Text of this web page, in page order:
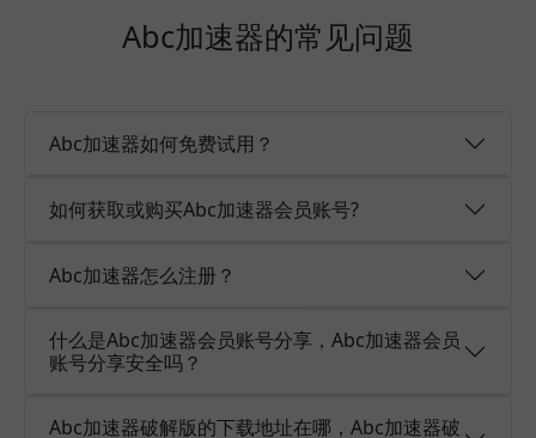
Abc加速器的常见问题
Abc加速器如何免费试用？
如何获取或购买Abc加速器会员账号?
Abc加速器怎么注册？
什么是Abc加速器会员账号分享，Abc加速器会员
账号分享安全吗？
Abc加速器破解版的下载地址在哪，Abc加速器破